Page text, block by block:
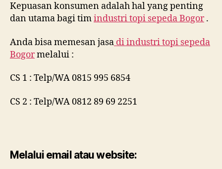
Kepuasan konsumen adalah hal yang penting
dan utama bagi timindustri topi sepeda Bogor.
Anda bisa memesan jasa diindustri topi sepeda
Bogormelalui :
CS 1 : Telp/WA 0815 995 6854
CS 2 : Telp/WA 0812 89 69 2251
Melalui email atau website: